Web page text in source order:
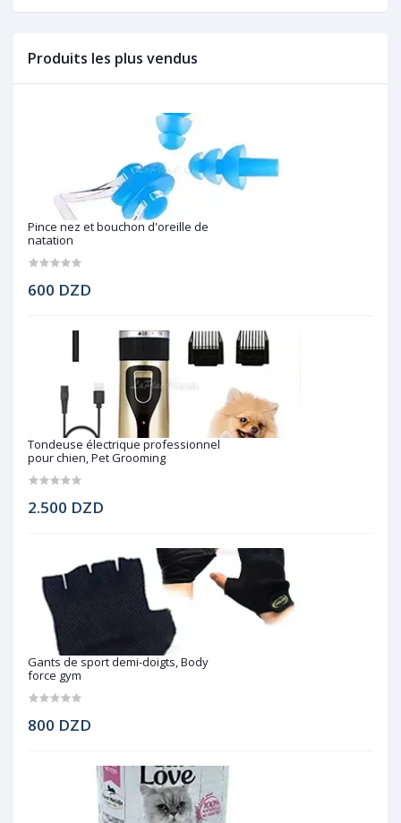
Produits les plus vendus
Pince nez et bouchon d'oreille de
natation
600 DZD
Tondeuse électrique professionnel
pour chien, Pet Grooming
2.500 DZD
Gants de sport demi-doigts, Body
force gym
800 DZD